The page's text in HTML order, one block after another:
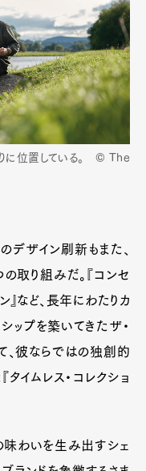
に位置している。 © The
デザイン刷新もまた、
取り組みだ。『コンセ
』など、長年にわたりカ
ップを築いてきたザ・
、彼ならではの独創的
イムレス・コレクショ
味わいを生み出すシェ